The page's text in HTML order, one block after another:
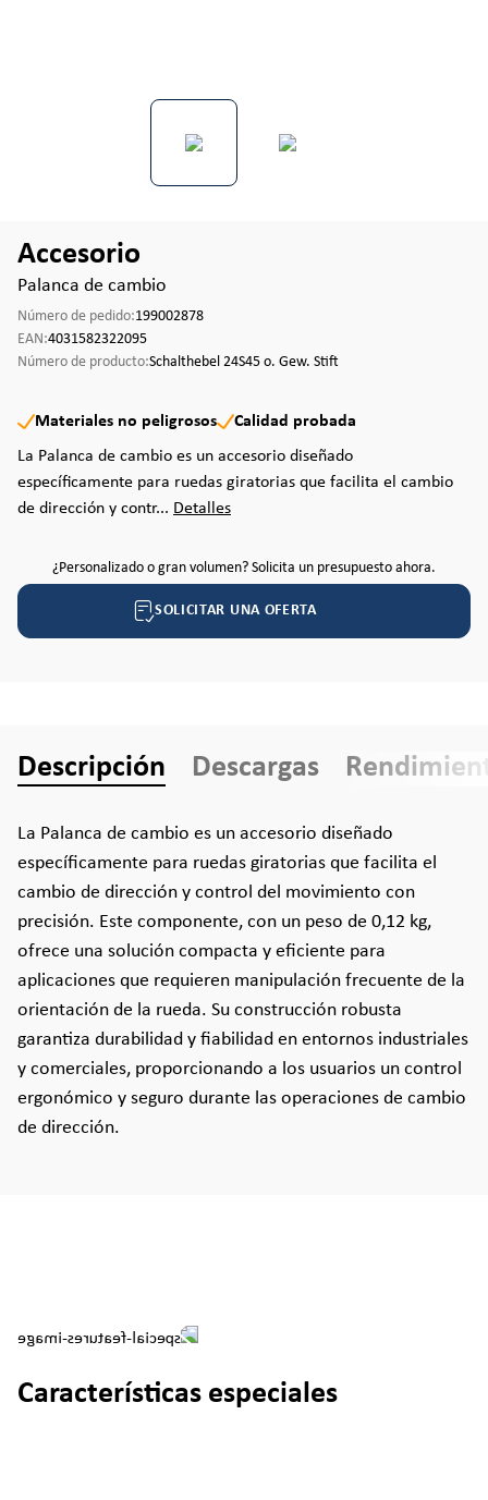
Accesorio
Palanca de cambio
Número de pedido:199002878
EAN:4031582322095
Número de producto:Schalthebel 24S45 o. Gew. Stift
Materiales no peligrosos
Calidad probada
La Palanca de cambio es un accesorio diseñado
específicamente para ruedas giratorias que facilita el cambio
de dirección y contr... Detalles
¿Personalizado o gran volumen? Solicita un presupuesto ahora.
SOLICITAR UNA OFERTA
Descripción Descargas
La Palanca de cambio es un accesorio diseñado
específicamente para ruedas giratorias que facilita el
cambio de dirección y control del movimiento con
precisión. Este componente, con un peso de 0,12 kg,
ofrece una solución compacta y eficiente para
aplicaciones que requieren manipulación frecuente de la
orientación de la rueda. Su construcción robusta
garantiza durabilidad y fiabilidad en entornos industriales
y comerciales, proporcionando a los usuarios un control
ergonómico y seguro durante las operaciones de cambio
de dirección.
Características especiales